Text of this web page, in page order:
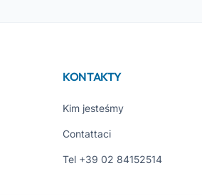
KONTAKTY
Kim jesteśmy
Contattaci
Tel +39 02 84152514